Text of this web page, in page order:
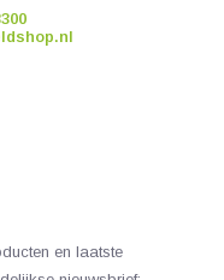
en laatste